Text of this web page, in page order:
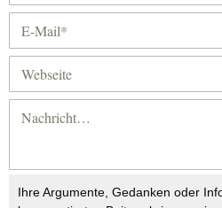
Ihre Argumente, Gedanken oder